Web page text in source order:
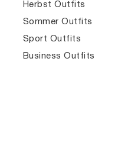
Herbst Outfits
Sommer Outfits
Sport Outfits
Business Outfits